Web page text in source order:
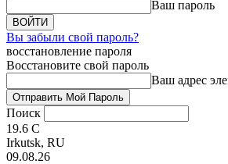
Ваш пароль
Вы забыли свой пароль?
восстановление пароля
Восстановите свой пароль
Ваш адрес
Поиск
19.6 C
Irkutsk, RU
09.08.26